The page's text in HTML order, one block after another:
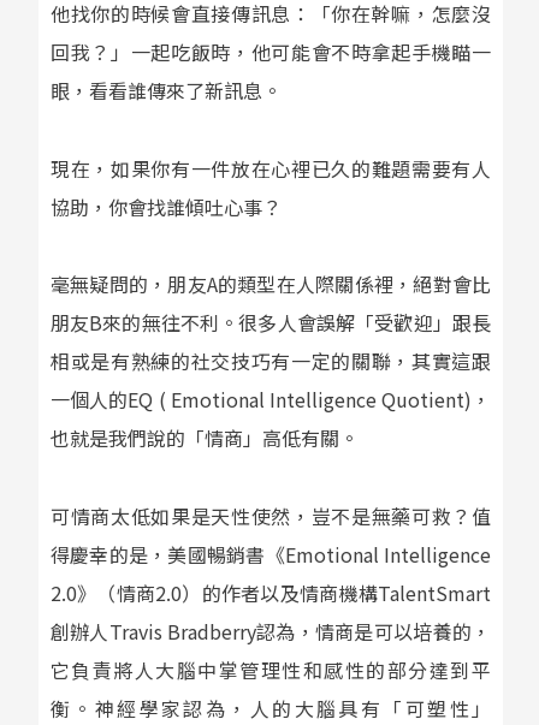
他找你的時候會直接傳訊息：「你在幹嘛，怎麼沒
回我？」一起吃飯時，他可能會不時拿起手機瞄一
眼，看看誰傳來了新訊息。
現在，如果你有一件放在心裡已久的難題需要有人
協助，你會找誰傾吐心事？
毫無疑問的，朋友A的類型在人際關係裡，絕對會比
朋友B來的無往不利。很多人會誤解「受歡迎」跟長
相或是有熟練的社交技巧有一定的關聯，其實這跟
一個人的EQ ( Emotional Intelligence Quotient) ，
也就是我們說的「情商」高低有關。
可情商太低如果是天性使然，豈不是無藥可救？值
得慶幸的是，美國暢銷書《Emotional Intelligence
2.0》（情商2.0）的作者以及情商機構TalentSmart
創辦人Travis Bradberry認為，情商是可以培養的，
它負責將人大腦中掌管理性和感性的部分達到平
衡。神經學家認為，人的大腦具有「可塑性」